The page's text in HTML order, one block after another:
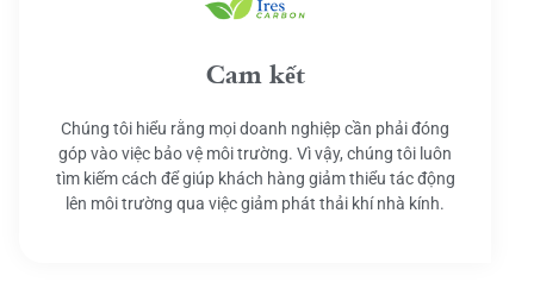
Cam kết
Chúng tôi hiểu rằng mọi doanh nghiệp cần phải đóng
góp vào việc bảo vệ môi trường. Vì vậy, chúng tôi luôn
tìm kiếm cách để giúp khách hàng giảm thiểu tác động
lên môi trường qua việc giảm phát thải khí nhà kính.